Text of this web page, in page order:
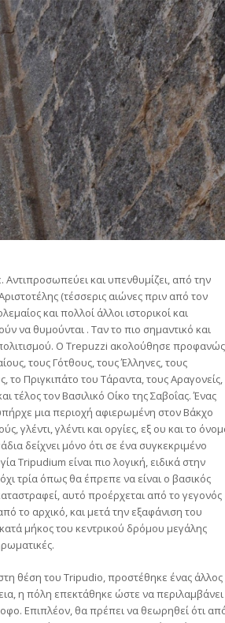
Αντιπροσωπεύει και υπενθυμίζει, από την
(τέσσερις αιώνες πριν από τον
και πολλοί άλλοι ιστορικοί και
να θυμούνται . Ταν το πιο σημαντικό και
Ο Trepuzzi ακολούθησε προφανώς
τους Γότθους, τους Έλληνες, τους
Πριγκιπάτο του Τάραντα, τους Αραγονείς,
τέλος τον Βασιλικό Οίκο της Σαβοΐας. Ένας
μια περιοχή αφιερωμένη στον Βάκχο
γλέντι, γλέντι και οργίες, εξ ου και το
δείχνει μόνο ότι σε ένα συγκεκριμένο
Tripudium είναι πιο λογική, ειδικά στην
τρία όπως θα έπρεπε να είναι ο βασικός
αυτό προέρχεται από το γεγονός
το αρχικό, και μετά την εξαφάνιση του
μήκος του κεντρικού δρόμου μεγάλης
θέση του Tripudio, προστέθηκε ένας άλλος
η πόλη επεκτάθηκε ώστε να περιλαμβάνει
Επιπλέον, θα πρέπει να θεωρηθεί ότι